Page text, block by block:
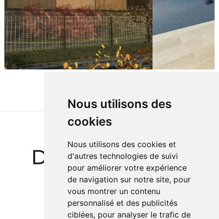
Nous utilisons des
cookies
Nous utilisons des cookies et
d'autres technologies de suivi
pour améliorer votre expérience
de navigation sur notre site, pour
vous montrer un contenu
personnalisé et des publicités
ciblées, pour analyser le trafic de
Des Références
Prestigieuses